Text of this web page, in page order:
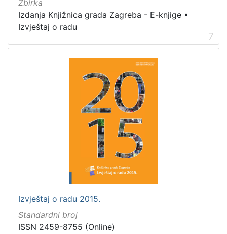
Zbirka
Izdanja Knjižnica grada Zagreba - E-knjige •
Izvještaj o radu
7
Izvještaj o radu 2015.
Standardni broj
ISSN 2459-8755 (Online)